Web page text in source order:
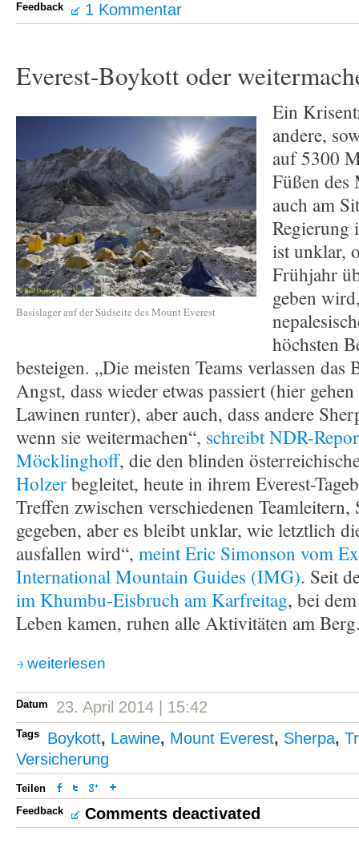
Feedback
1 Kommentar
Everest-Boykott oder
Basislager auf der Südseite des Mount Everest
Ein
andere,
auf 5300
Füßen des
auch am
Regierung
ist unklar,
Frühjahr
geben
höchsten
besteigen. „Die meisten Teams verlassen das
Angst, dass wieder etwas passiert (hier
Lawinen runter), aber auch, dass andere
wenn sie weitermachen“, schreibt NDR-
Möcklinghoff, die den blinden
Holzerbegleitet, heute in ihrem Everest-
Treffen zwischen verschiedenen Teamleitern,
gegeben, aber es bleibt unklar, wie letztlich
ausfallen wird“, meint Eric Simonson vom
International Mountain Guides (IMG). Seit
im Khumbu-Eisbruch am Karfreitag, bei
Leben kamen, ruhen alle Aktivitäten am
weiterlesen
Datum 23. April 2014 | 15:42
Tags Boykott, Lawine, Mount Everest, Sherpa,
Versicherung
Teilen
Feedback
Comments deactivated